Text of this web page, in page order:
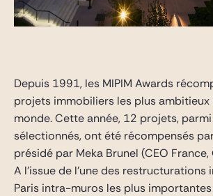
Depuis 1991, les MIPIM Awards
projets immobiliers les plus ambitieux
monde. Cette année, 12 projets,
sélectionnés, ont été récompensés
présidé par Meka Brunel (CEO France,
A l’issue de l’une des restructurations
Paris intra-muros les plus